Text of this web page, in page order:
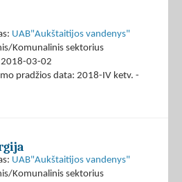
UAB"Aukštaitijos vandenys"
Komunalinis sektorius
2018-03-02
pradžios data: 2018-IV ketv. -
UAB"Aukštaitijos vandenys"
Komunalinis sektorius